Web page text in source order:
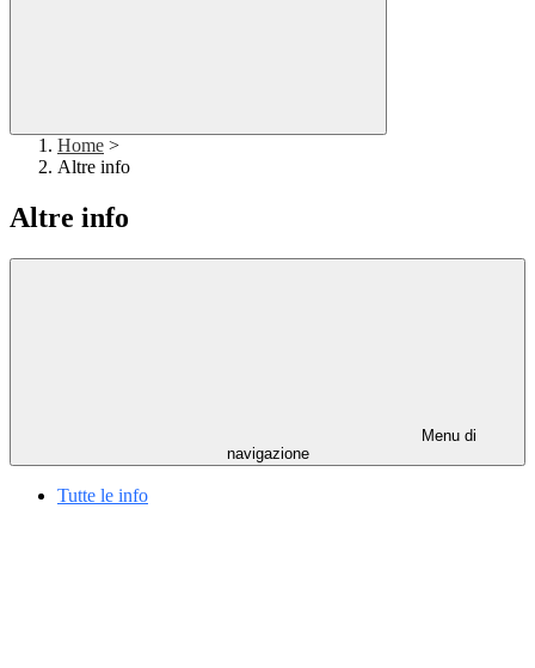
Home >
Altre info
Altre info
Menu di
navigazione
Tutte le info